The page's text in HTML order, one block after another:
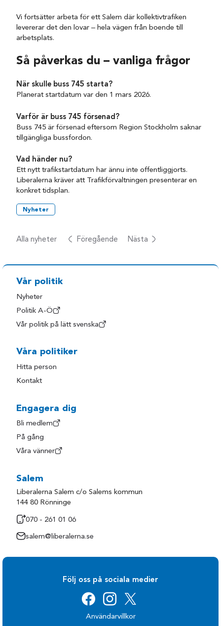
Vi fortsätter arbeta för ett Salem där kollektivtrafiken
levererar det den lovar – hela vägen från boende till
arbetsplats.
Så påverkas du – vanliga frågor
När skulle buss 745 starta?
Planerat startdatum var den 1 mars 2026.
Varför är buss 745 försenad?
Buss 745 är försenad eftersom Region Stockholm saknar
tillgängliga bussfordon.
Vad händer nu?
Ett nytt trafikstartdatum har ännu inte offentliggjorts.
Liberalerna kräver att Trafikförvaltningen presenterar en
konkret tidsplan.
Nyheter
Alla nyheter Föregående Nästa
Vår politik
Nyheter
Politik A-Ö
Vår politik på lätt svenska
Våra politiker
Hitta person
Kontakt
Engagera dig
Bli medlem
På gång
Våra vänner
Salem
Liberalerna Salem c/o Salems kommun
144 80 Rönninge
070 - 261 01 06
salem@liberalerna.se
Följ oss på sociala medier
Användarvillkor